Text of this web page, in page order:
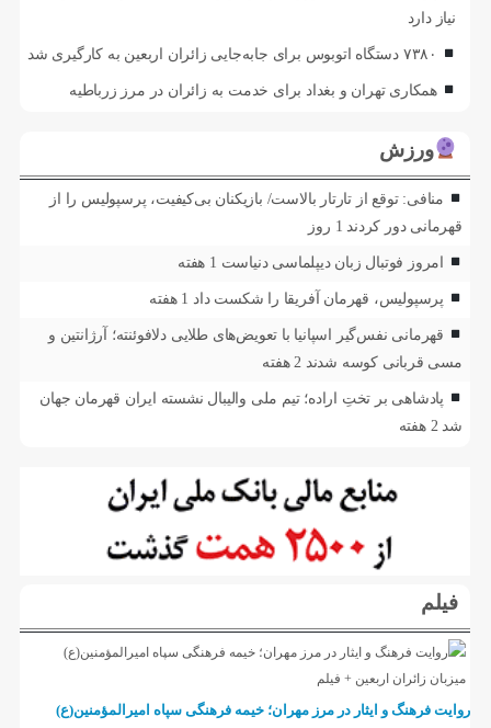
نیاز دارد
۷۳۸۰ دستگاه اتوبوس برای جابه‌جایی زائران اربعین به‌ کارگیری شد
همکاری تهران و بغداد برای خدمت به زائران در مرز زرباطیه
ورزش
منافی: توقع از تارتار بالاست/ بازیکنان بی‌کیفیت، پرسپولیس را از
قهرمانی دور کردند 1 روز
امروز فوتبال زبان دیپلماسی دنیاست 1 هفته
پرسپولیس، قهرمان آفریقا را شکست داد 1 هفته
قهرمانی نفس‌گیر اسپانیا با تعویض‌های طلایی دلافوئنته؛ آرژانتین و
مسی قربانی کوسه شدند 2 هفته
پادشاهی بر تختِ اراده؛ تیم ملی والیبال نشسته ایران قهرمان جهان
شد 2 هفته
فیلم
روایت فرهنگ و ایثار در مرز مهران؛ خیمه فرهنگی سپاه امیرالمؤمنین(ع)